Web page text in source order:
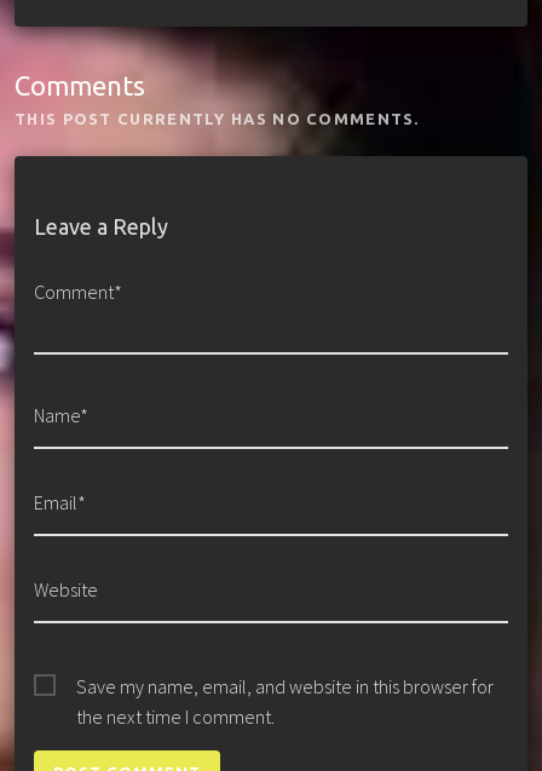
Comments
THIS POST CURRENTLY HAS NO COMMENTS.
Leave a Reply
Comment*
Name*
Email*
Website
Save my name, email, and website in this browser for
the next time I comment.